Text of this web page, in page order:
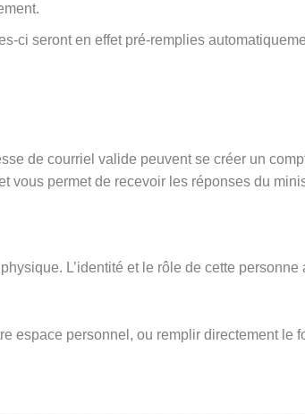
ci seront en effet pré-remplies
de courriel valide peuvent se créer un
vous permet de recevoir les réponses du
L’identité et le rôle de cette
espace personnel, ou remplir directement le